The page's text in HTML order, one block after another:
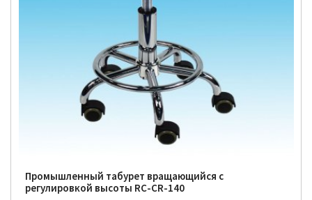
Промышленный табурет вращающийся с
регулировкой высоты RC-CR-140